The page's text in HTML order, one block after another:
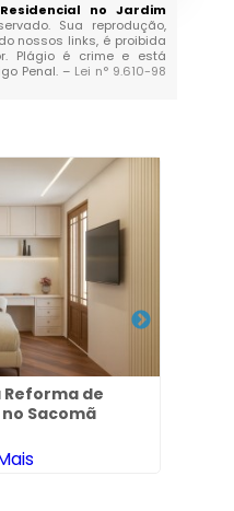
no Jardim
Sua reprodução,
nossos links, é proibida
Plágio é crime e está
Penal. – Lei n° 9.610-98
de
Sacomã